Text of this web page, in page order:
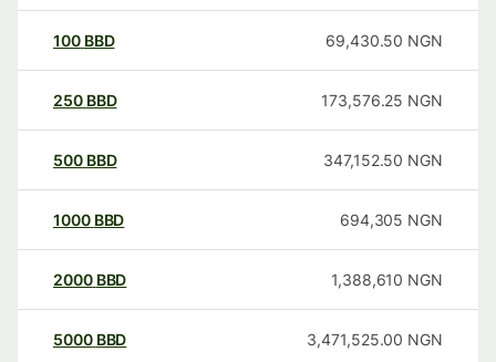
100 BBD 69,430.50 NGN
250 BBD 173,576.25 NGN
500 BBD 347,152.50 NGN
1000 BBD 694,305 NGN
2000 BBD 1,388,610 NGN
5000 BBD 3,471,525.00 NGN